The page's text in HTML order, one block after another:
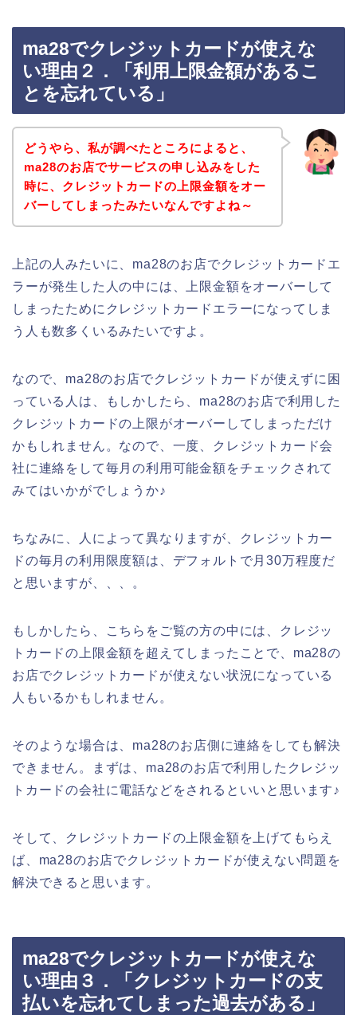
ma28でクレジットカードが使えな
い理由２．「利用上限金額があるこ
とを忘れている」
どうやら、私が調べたところによると、
ma28のお店でサービスの申し込みをした
時に、クレジットカードの上限金額をオー
バーしてしまったみたいなんですよね～
上記の人みたいに、ma28のお店でクレジットカードエ
ラーが発生した人の中には、上限金額をオーバーして
しまったためにクレジットカードエラーになってしま
う人も数多くいるみたいですよ。
なので、ma28のお店でクレジットカードが使えずに困
っている人は、もしかしたら、ma28のお店で利用した
クレジットカードの上限がオーバーしてしまっただけ
かもしれません。なので、一度、クレジットカード会
社に連絡をして毎月の利用可能金額をチェックされて
みてはいかがでしょうか♪
ちなみに、人によって異なりますが、クレジットカー
ドの毎月の利用限度額は、デフォルトで月30万程度だ
と思いますが、、、。
もしかしたら、こちらをご覧の方の中には、クレジッ
トカードの上限金額を超えてしまったことで、ma28の
お店でクレジットカードが使えない状況になっている
人もいるかもしれません。
そのような場合は、ma28のお店側に連絡をしても解決
できません。まずは、ma28のお店で利用したクレジッ
トカードの会社に電話などをされるといいと思います♪
そして、クレジットカードの上限金額を上げてもらえ
ば、ma28のお店でクレジットカードが使えない問題を
解決できると思います。
ma28でクレジットカードが使えな
い理由３．「クレジットカードの支
払いを忘れてしまった過去がある」